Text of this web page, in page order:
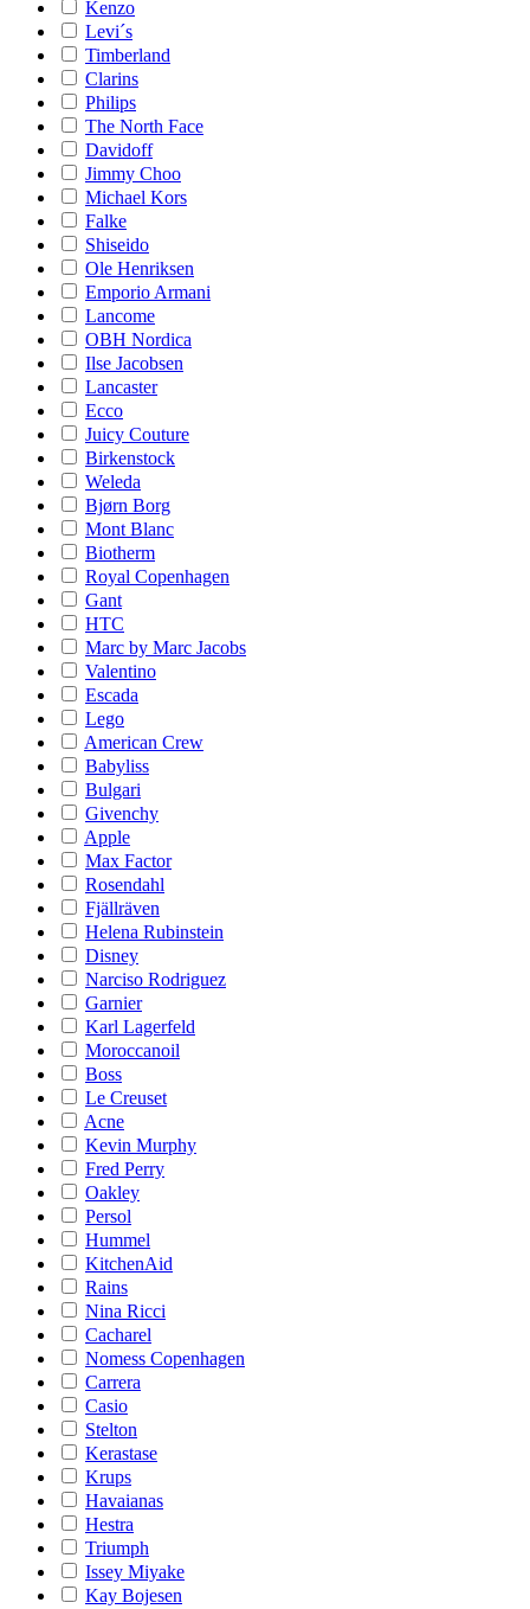
Kenzo
Levi´s
Timberland
Clarins
Philips
The North Face
Davidoff
Jimmy Choo
Michael Kors
Falke
Shiseido
Ole Henriksen
Emporio Armani
Lancome
OBH Nordica
Ilse Jacobsen
Lancaster
Ecco
Juicy Couture
Birkenstock
Weleda
Bjørn Borg
Mont Blanc
Biotherm
Royal Copenhagen
Gant
HTC
Marc by Marc Jacobs
Valentino
Escada
Lego
American Crew
Babyliss
Bulgari
Givenchy
Apple
Max Factor
Rosendahl
Fjällräven
Helena Rubinstein
Disney
Narciso Rodriguez
Garnier
Karl Lagerfeld
Moroccanoil
Boss
Le Creuset
Acne
Kevin Murphy
Fred Perry
Oakley
Persol
Hummel
KitchenAid
Rains
Nina Ricci
Cacharel
Nomess Copenhagen
Carrera
Casio
Stelton
Kerastase
Krups
Havaianas
Hestra
Triumph
Issey Miyake
Kay Bojesen